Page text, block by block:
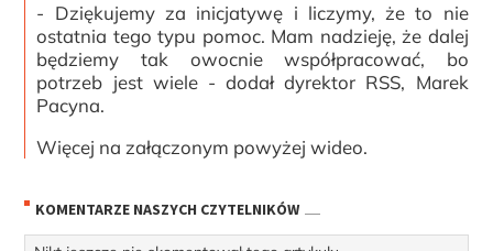
- Dziękujemy za inicjatywę i liczymy, że to nie
ostatnia tego typu pomoc. Mam nadzieję, że dalej
będziemy tak owocnie współpracować, bo
potrzeb jest wiele - dodał dyrektor RSS, Marek
Pacyna.
Więcej na załączonym powyżej wideo.
KOMENTARZE NASZYCH CZYTELNIKÓW